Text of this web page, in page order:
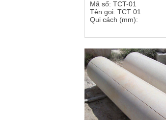
Mã số: TCT-01
Tên gọi: TCT 01
Qui cách (mm):